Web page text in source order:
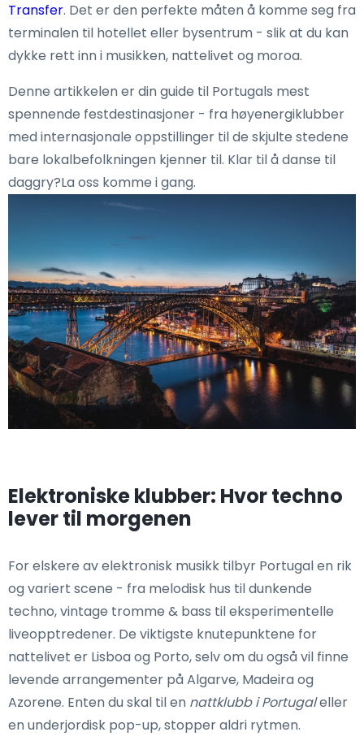
Transfer. Det er den perfekte måten å komme seg fra
terminalen til hotellet eller bysentrum - slik at du kan
dykke rett inn i musikken, nattelivet og moroa.
Denne artikkelen er din guide til Portugals mest
spennende festdestinasjoner - fra høyenergiklubber
med internasjonale oppstillinger til de skjulte stedene
bare lokalbefolkningen kjenner til. Klar til å danse til
daggry?La oss komme i gang.
Elektroniske klubber: Hvor techno
lever til morgenen
For elskere av elektronisk musikk tilbyr Portugal en rik
og variert scene - fra melodisk hus til dunkende
techno, vintage tromme & bass til eksperimentelle
liveopptredener. De viktigste knutepunktene for
nattelivet er Lisboa og Porto, selv om du også vil finne
levende arrangementer på Algarve, Madeira og
Azorene. Enten du skal til en nattklubb i Portugaleller
en underjordisk pop-up, stopper aldri rytmen.